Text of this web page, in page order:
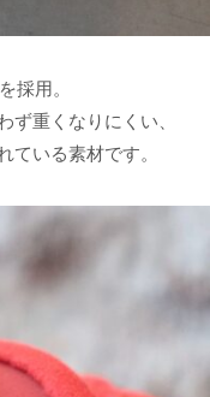
採用。
重くなりにくい、
ている素材です。